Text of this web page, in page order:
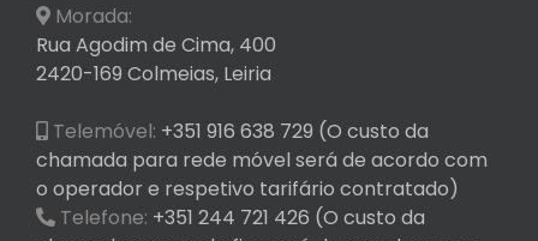
Morada:
Rua Agodim de Cima, 400
2420-169 Colmeias, Leiria
Telemóvel: +351 916 638 729 (O custo da
chamada para rede móvel será de acordo com
o operador e respetivo tarifário contratado)
Telefone: +351 244 721 426 (O custo da